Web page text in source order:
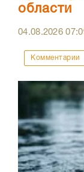
области
04.08.2026
Комментарии